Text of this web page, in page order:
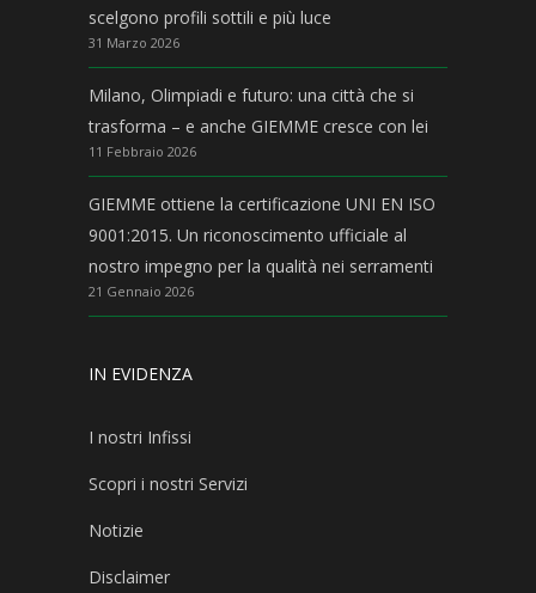
scelgono profili sottili e più luce
31 Marzo 2026
Milano, Olimpiadi e futuro: una città che si
trasforma – e anche GIEMME cresce con lei
11 Febbraio 2026
GIEMME ottiene la certificazione UNI EN ISO
9001:2015. Un riconoscimento ufficiale al
nostro impegno per la qualità nei serramenti
21 Gennaio 2026
IN EVIDENZA
I nostri Infissi
Scopri i nostri Servizi
Notizie
Disclaimer